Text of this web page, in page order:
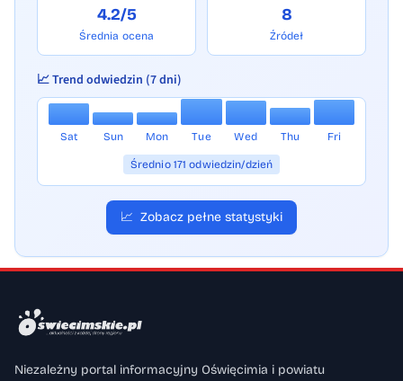
4.2/5
Średnia ocena
8
Źródeł
📈 Trend odwiedzin (7 dni)
Sat Sun Mon Tue Wed Thu Fri
Średnio 171 odwiedzin/dzień
📈 Zobacz pełne statystyki
Niezależny portal informacyjny Oświęcimia i powiatu